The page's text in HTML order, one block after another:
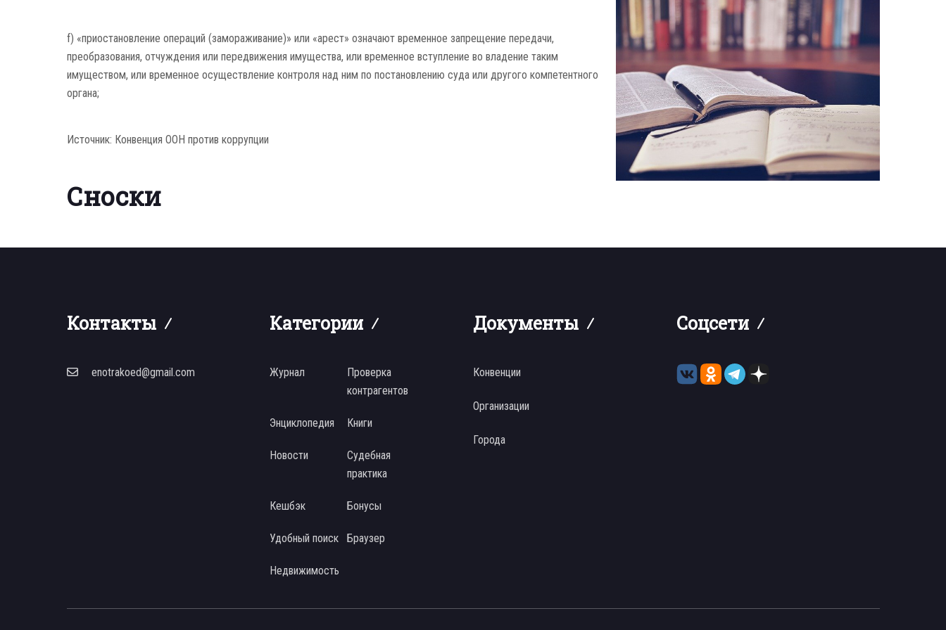
f) «приостановление операций (замораживание)» или «арест» означают временное запрещение передачи,
преобразования, отчуждения или передвижения имущества, или временное вступление во владение таким
имуществом, или временное осуществление контроля над ним по постановлению суда или другого компетентного
органа;
Источник: Конвенция ООН против коррупции
Сноски
Контакты
enotrakoed@gmail.com
Категории
Журнал
Проверка
контрагентов
Энциклопедия Книги
Новости
Судебная
практика
Кешбэк Бонусы
Удобный поиск Браузер
Недвижимость
Документы
Конвенции
Организации
Города
Соцсети